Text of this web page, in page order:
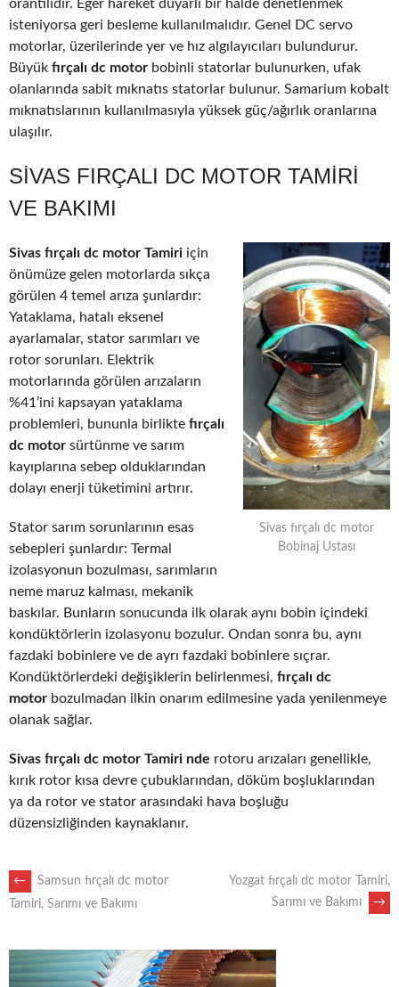
orantılıdır. Eğer hareket duyarlı bir halde denetlenmek
isteniyorsa geri besleme kullanılmalıdır. Genel DC servo
motorlar, üzerilerinde yer ve hız algılayıcıları bulundurur.
Büyük fırçalı dc motor bobinli statorlar bulunurken, ufak
olanlarında sabit mıknatıs statorlar bulunur. Samarium kobalt
mıknatıslarının kullanılmasıyla yüksek güç/ağırlık oranlarına
ulaşılır.
SIVAS FIRÇALI DC MOTOR TAMIRI
VE BAKIMI
Sivas fırçalı dc motor
Bobinaj Ustası
Sivas fırçalı dc motor Tamiri için
önümüze gelen motorlarda sıkça
görülen 4 temel arıza şunlardır:
Yataklama, hatalı eksenel
ayarlamalar, stator sarımları ve
rotor sorunları. Elektrik
motorlarında görülen arızaların
%41’ini kapsayan yataklama
problemleri, bununla birlikte fırçalı
dc motor sürtünme ve sarım
kayıplarına sebep olduklarından
dolayı enerji tüketimini artırır.
Stator sarım sorunlarının esas
sebepleri şunlardır: Termal
izolasyonun bozulması, sarımların
neme maruz kalması, mekanik
baskılar. Bunların sonucunda ilk olarak aynı bobin içindeki
kondüktörlerin izolasyonu bozulur. Ondan sonra bu, aynı
fazdaki bobinlere ve de ayrı fazdaki bobinlere sıçrar.
Kondüktörlerdeki değişiklerin belirlenmesi, fırçalı dc
motor bozulmadan ilkin onarım edilmesine yada yenilenmeye
olanak sağlar.
Sivas fırçalı dc motor Tamiri nde rotoru arızaları genellikle,
kırık rotor kısa devre çubuklarından, döküm boşluklarından
ya da rotor ve stator arasındaki hava boşluğu
düzensizliğinden kaynaklanır.
POST
NAVIGATION
←
Samsun fırçalı dc motor
Tamiri, Sarımı ve Bakımı
Yozgat fırçalı dc motor Tamiri,
Sarımı ve Bakımı
→